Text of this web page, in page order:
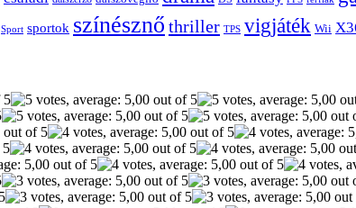
Sport sportok színésznő thriller TPS vigjáték Wii